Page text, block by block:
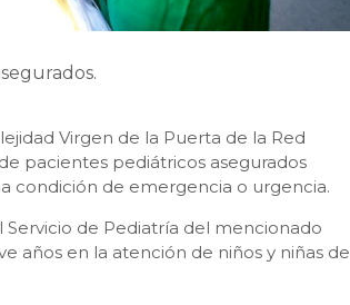
Virgen de la Puerta de la Red
pacientes pediátricos asegurados
condición de emergencia o urgencia.
de Pediatría del mencionado
años en la atención de niños y niñas de